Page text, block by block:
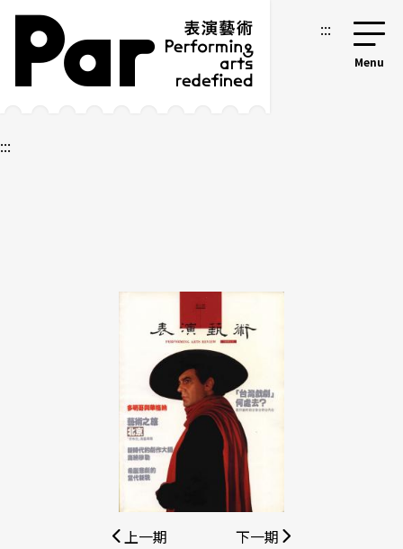
跳到主要內容區塊
網站導覽 :::
:::
上一期 下一期